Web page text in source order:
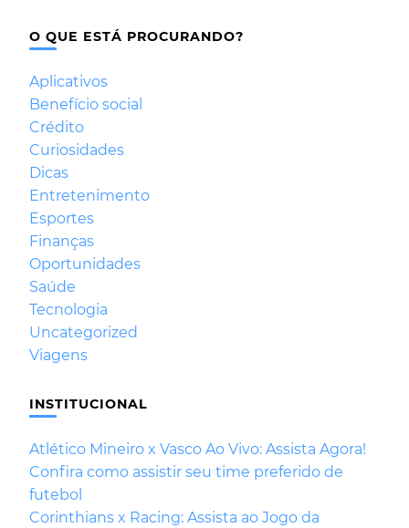
O QUE ESTÁ PROCURANDO?
Aplicativos
Benefício social
Crédito
Curiosidades
Dicas
Entretenimento
Esportes
Finanças
Oportunidades
Saúde
Tecnologia
Uncategorized
Viagens
INSTITUCIONAL
Atlético Mineiro x Vasco Ao Vivo: Assista Agora!
Confira como assistir seu time preferido de
futebol
Corinthians x Racing: Assista ao Jogo da